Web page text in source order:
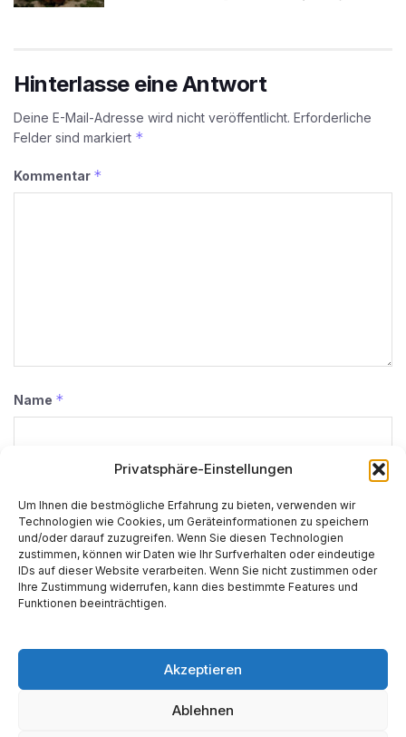
Privatsphäre-Einstellungen
Um Ihnen die bestmögliche Erfahrung zu bieten, verwenden wir
Technologien wie Cookies, um Geräteinformationen zu speichern
und/oder darauf zuzugreifen. Wenn Sie diesen Technologien
zustimmen, können wir Daten wie Ihr Surfverhalten oder eindeutige
IDs auf dieser Website verarbeiten. Wenn Sie nicht zustimmen oder
Ihre Zustimmung widerrufen, kann dies bestimmte Features und
Funktionen beeinträchtigen.
Akzeptieren
Ablehnen
Hinterlasse eine Antwort
Deine E-Mail-Adresse wird nicht veröffentlicht. Erforderliche
Felder sind markiert *
Kommentar *
Name *
Website